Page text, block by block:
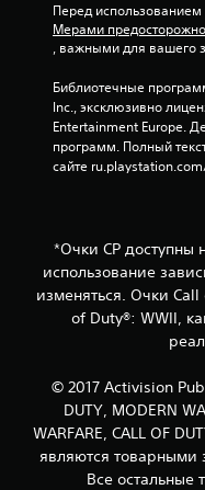
Перед использованием
Мерами
, важными для вашего
Библиотечные
Inc., эксклюзивно
Entertainment Europe.
программ. Полный
сайте
*Очки CP доступны
использование
изменяться. Очки Call
of Duty®: WWII,
© 2017 Activision
DUTY, MODERN
WARFARE, CALL OF
являются товарными
Все остальные